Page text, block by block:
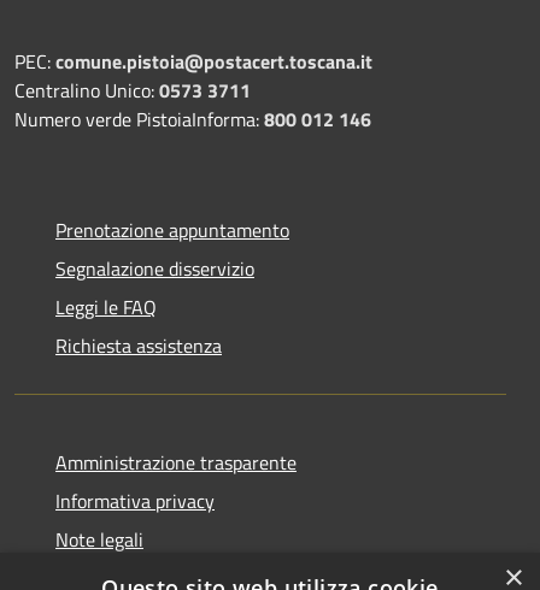
PEC:comune.pistoia@postacert.toscana.it
Centralino Unico:0573 3711
Numero verde PistoiaInforma:800 012 146
Prenotazione appuntamento
Segnalazione disservizio
Leggi le FAQ
Richiesta assistenza
Amministrazione trasparente
Informativa privacy
Note legali
Dichiarazione di accessibilità
×